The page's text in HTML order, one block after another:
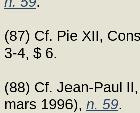
(87) Cf. Pie XII,
3-4, $ 6.
(88) Cf. Jean-Paul
mars 1996), n. 59.